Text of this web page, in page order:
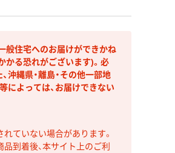
般住宅へのお届けができかね
かる恐れがございます)。必
沖縄県・離島・その他一部地
によっては、お届けできない
ていない場合があります。
到着後、本サイト上のご利